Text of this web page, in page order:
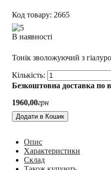
2665
В наявності
Тонік зволожуючий з
Безкоштовна доставка по
1960,00грн
Додати в Кошик
Опис
Характеристики
Склад